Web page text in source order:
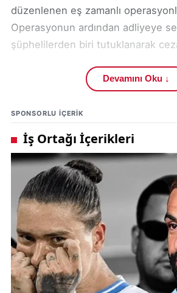
düzenlenen eş zamanlı
Operasyonun ardından adliyeye
şüphelilerden biri tutuklanarak
Soruşturma, Sivas Cumhuriyet
koordinesinde yürütüldü.
ve vatandaşların güvenliğini tehdit
(dolandırıcılık) olaylarına yönelik
uygulamalarının bir parçası olarak
Sürecin, ilgili adli makamların
koordinasyonuyla ilerlediği
adli süreçlere ilişkin kurumsal
Bakanlığı) üzerinden erişilebiliyor.
Edinilen bilgilere göre asayiş ve
birimlerince yürütülen teknik
sonucunda; şüphelilerin
sahibi gibi tanıttıkları ve bu
Devamını Oku ↓
SPONSORLU IÇERIK